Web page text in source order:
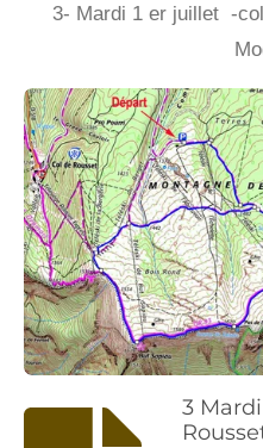
3- Mardi 1 er juillet -
3